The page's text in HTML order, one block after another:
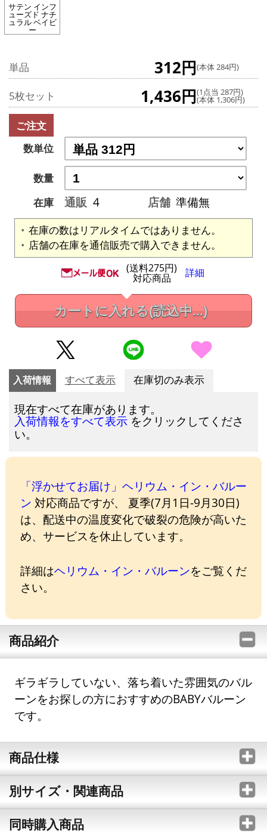
サテン インフ
ューズド ナチ
ュラル ベイビ
ー
単品 312円(本体 284円)
5枚セット 1,436円(1点当 287円)
(本体 1,306円)
ご注文
数単位
数量
在庫
通販 4 店舗 準備無
在庫の数はリアルタイムではありません。
店舗の在庫を通信販売で購入できません。
(送料275円)
対応商品 詳細
カートに入れる(読込中...)
入荷情報 すべて表示 在庫切のみ表示
現在すべて在庫があります。
入荷情報をすべて表示 をクリックしてくださ
い。
「浮かせてお届け」ヘリウム・イン・バルー
ン 対応商品ですが、 夏季(7月1日-9月30日)
は、配送中の温度変化で破裂の危険が高いた
め、サービスを休止しています。
詳細はヘリウム・イン・バルーンをご覧くだ
さい。
商品紹介
ギラギラしていない、落ち着いた雰囲気のバル
ーンをお探しの方におすすめのBABYバルーン
です。
商品仕様
別サイズ・関連商品
同時購入商品